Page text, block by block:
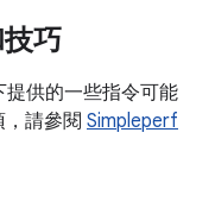
巧
供的一些指令可能
請參閱 Simpleperf